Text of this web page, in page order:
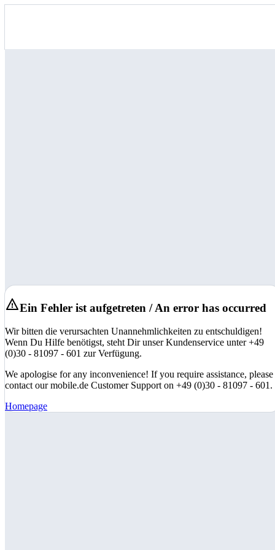
Ein Fehler ist aufgetreten / An error has occurred
Wir bitten die verursachten Unannehmlichkeiten zu entschuldigen!
Wenn Du Hilfe benötigst, steht Dir unser Kundenservice unter +49
(0)30 - 81097 - 601 zur Verfügung.
We apologise for any inconvenience! If you require assistance, please
contact our mobile.de Customer Support on +49 (0)30 - 81097 - 601.
Homepage